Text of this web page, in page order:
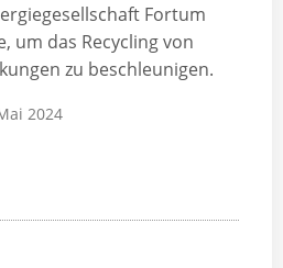
Fortum
um das Recycling von
zu beschleunigen.
2024